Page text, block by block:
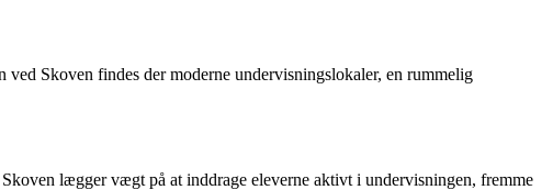
ved Skoven findes der moderne undervisningslokaler, en rummelig
lægger vægt på at inddrage eleverne aktivt i undervisningen, fremme